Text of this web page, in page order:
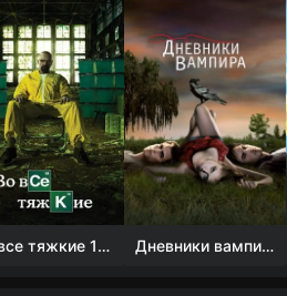
Во все тяжкие 1-5 сезон Дневники вампира (4 сезон)